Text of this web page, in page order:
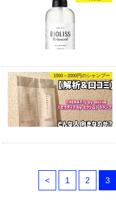
1000～2000円のシャンプー
< 1 2 3